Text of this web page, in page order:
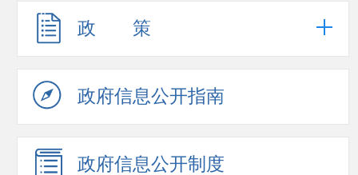
政 策
政府信息公开指南
政府信息公开制度